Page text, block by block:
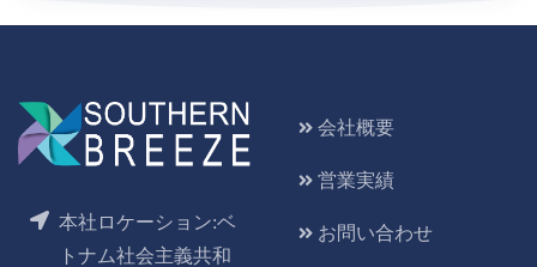
本社ロケーション:ベ
トナム社会主義共和
会社概要
営業実績
お問い合わせ